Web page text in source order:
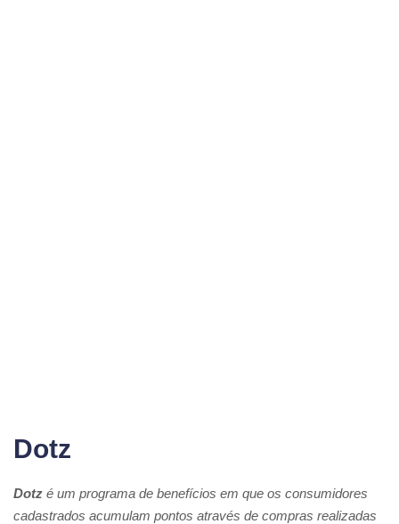
Dotz
Dotz é um programa de benefícios em que os consumidores
cadastrados acumulam pontos através de compras realizadas